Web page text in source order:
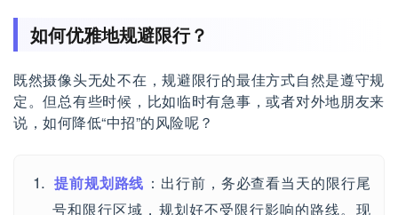
如何优雅地规避限行？
既然摄像头无处不在，规避限行的最佳方式自然是遵守规
定。但总有些时候，比如临时有急事，或者对外地朋友来
说，如何降低“中招”的风险呢？
提前规划路线 ：出行前，务必查看当天的限行尾
号和限行区域，规划好不受限行影响的路线。现